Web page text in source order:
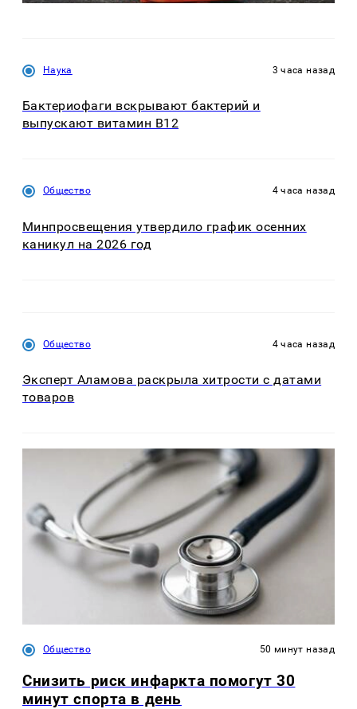
Наука 3 часа назад
Бактериофаги вскрывают бактерий и
выпускают витамин B12
Общество 4 часа назад
Минпросвещения утвердило график осенних
каникул на 2026 год
Общество 4 часа назад
Эксперт Аламова раскрыла хитрости с датами
товаров
Общество 50 минут назад
Снизить риск инфаркта помогут 30
минут спорта в день